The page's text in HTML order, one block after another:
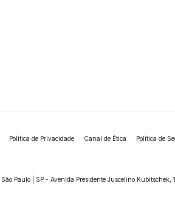
Política de Privacidade Canal de Ética Política de
São Paulo | SP - Avenida Presidente Juscelino